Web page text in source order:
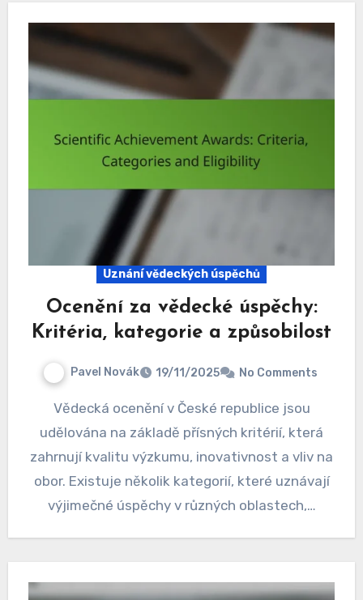
Uznání vědeckých úspěchů
Ocenění za vědecké úspěchy:
Kritéria, kategorie a způsobilost
Pavel Novák 19/11/2025 No Comments
Vědecká ocenění v České republice jsou
udělována na základě přísných kritérií, která
zahrnují kvalitu výzkumu, inovativnost a vliv na
obor. Existuje několik kategorií, které uznávají
výjimečné úspěchy v různých oblastech,…